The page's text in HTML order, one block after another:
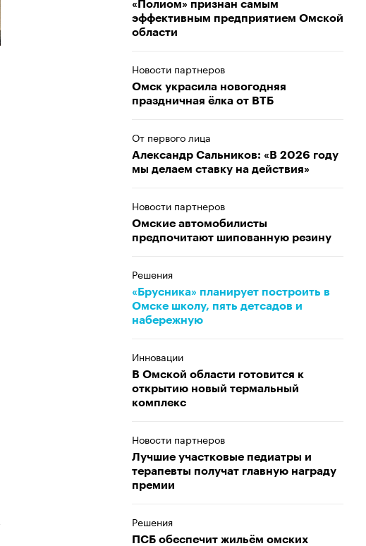
«Полиом» признан самым
эффективным предприятием Омской
области
Новости партнеров
Омск украсила новогодняя
праздничная ёлка от ВТБ
От первого лица
Александр Сальников: «В 2026 году
мы делаем ставку на действия»
Новости партнеров
Омские автомобилисты
предпочитают шипованную резину
Решения
«Брусника» планирует построить в
Омске школу, пять детсадов и
набережную
Инновации
В Омской области готовится к
открытию новый термальный
комплекс
Новости партнеров
Лучшие участковые педиатры и
терапевты получат главную награду
премии
Решения
ПСБ обеспечит жильём омских